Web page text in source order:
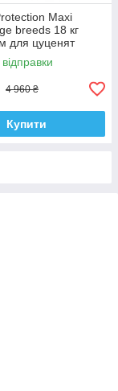
Maxi
breeds 18 кг
для цуценят
4 960 ₴
Купити